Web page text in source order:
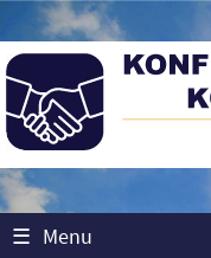
☰ Menu